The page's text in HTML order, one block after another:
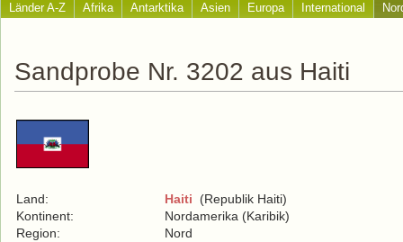
Länder A-Z Afrika Antarktika Asien Europa International
Sandprobe Nr. 3202 aus Haiti
Land: Haiti (Republik Haiti)
Kontinent:
Nordamerika (Karibik)
Region:
Nord